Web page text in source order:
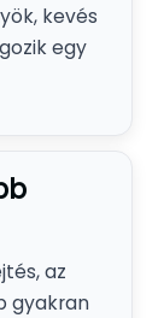
kevés
egy
az
gyakran